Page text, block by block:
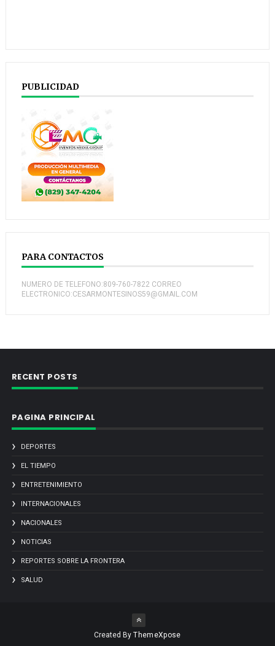
PUBLICIDAD
PARA CONTACTOS
NUMERO DE TELEFONO:809-760-7822 CORREO
ELECTRONICO:CESARMONTESINOS59@GMAIL.COM
RECENT POSTS
PAGINA PRINCIPAL
DEPORTES
EL TIEMPO
ENTRETENIMIENTO
INTERNACIONALES
NACIONALES
NOTICIAS
REPORTES SOBRE LA FRONTERA
SALUD
Created ByThemeXpose